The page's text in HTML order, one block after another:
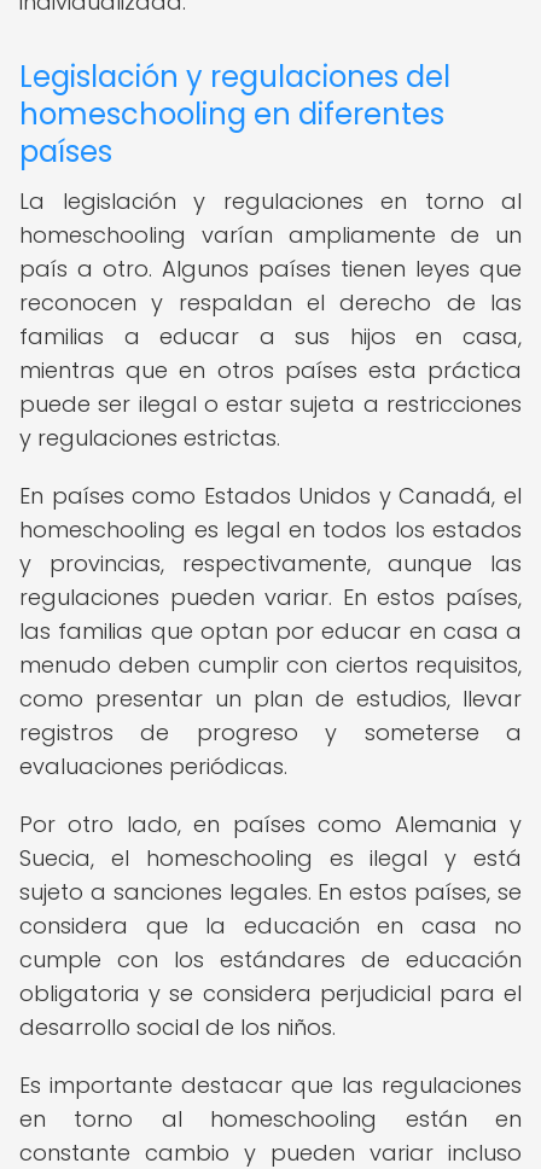
Legislación y regulaciones del
homeschooling en diferentes
países
La legislación y regulaciones en torno al
homeschooling varían ampliamente de un
país a otro. Algunos países tienen leyes que
reconocen y respaldan el derecho de las
familias a educar a sus hijos en casa,
mientras que en otros países esta práctica
puede ser ilegal o estar sujeta a restricciones
y regulaciones estrictas.
En países como Estados Unidos y Canadá, el
homeschooling es legal en todos los estados
y provincias, respectivamente, aunque las
regulaciones pueden variar. En estos países,
las familias que optan por educar en casa a
menudo deben cumplir con ciertos requisitos,
como presentar un plan de estudios, llevar
registros de progreso y someterse a
evaluaciones periódicas.
Por otro lado, en países como Alemania y
Suecia, el homeschooling es ilegal y está
sujeto a sanciones legales. En estos países, se
considera que la educación en casa no
cumple con los estándares de educación
obligatoria y se considera perjudicial para el
desarrollo social de los niños.
Es importante destacar que las regulaciones
en torno al homeschooling están en
constante cambio y pueden variar incluso